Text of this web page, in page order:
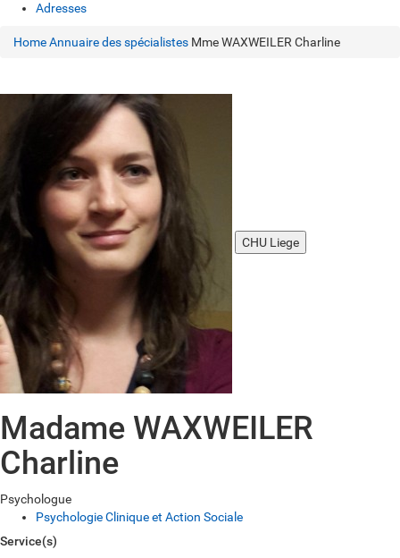
Adresses
HomeAnnuaire des spécialistes Mme WAXWEILER Charline
CHU Liege
Madame WAXWEILER
Charline
Psychologue
Psychologie Clinique et Action Sociale
Service(s)